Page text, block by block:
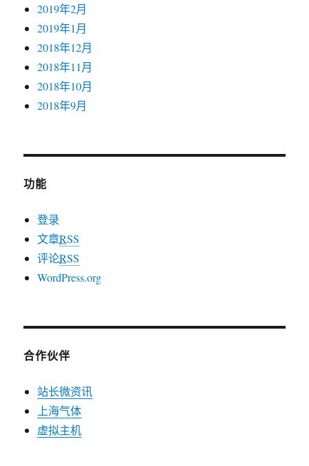
2019年2月
2019年1月
2018年12月
2018年11月
2018年10月
2018年9月
功能
登录
文章RSS
评论RSS
WordPress.org
合作伙伴
站长微资讯
上海气体
虚拟主机